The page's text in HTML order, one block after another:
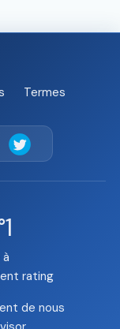
Termes
de nous